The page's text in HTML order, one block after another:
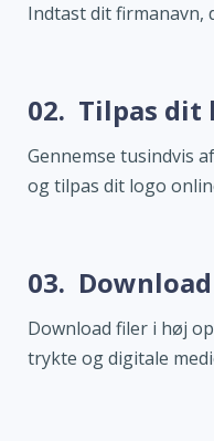
Indtast dit firmanavn,
02. Tilpas dit
Gennemse tusindvis
og tilpas dit logo
03.
Download filer i høj
trykte og digitale